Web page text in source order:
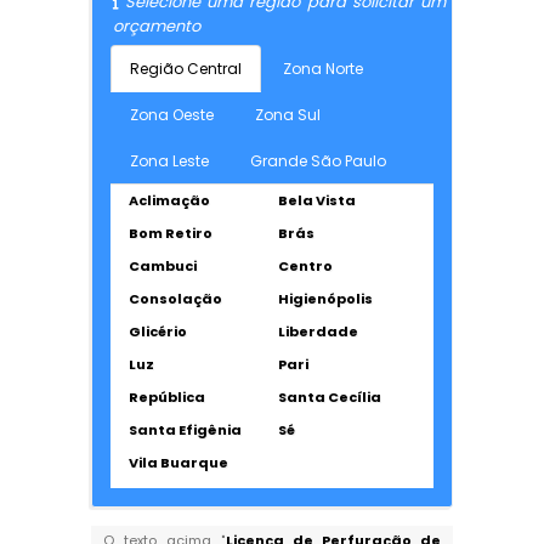
orçamento
Região Central Zona Norte
Zona Oeste Zona Sul
Zona Leste Grande São Paulo
Aclimação
Bela Vista
Bom Retiro
Brás
Cambuci
Centro
Consolação
Higienópolis
Glicério
Liberdade
Luz
Pari
República
Santa Cecília
Santa Efigênia
Sé
Vila Buarque